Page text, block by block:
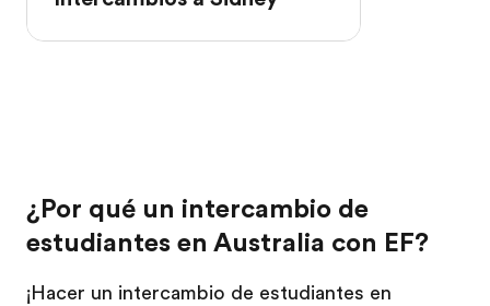
¿Por qué un intercambio de
estudiantes en Australia con EF?
¡Hacer un intercambio de estudiantes en